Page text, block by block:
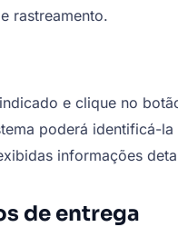
rastreamento.
e clique no
poderá identificá-
informações
de entrega